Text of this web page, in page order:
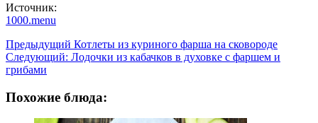
Источник:
1000.menu
Навигация
записи
Предыдущий Котлеты из куриного фарша на сковороде
Следующий: Лодочки из кабачков в духовке с фаршем и
грибами
Похожие блюда: